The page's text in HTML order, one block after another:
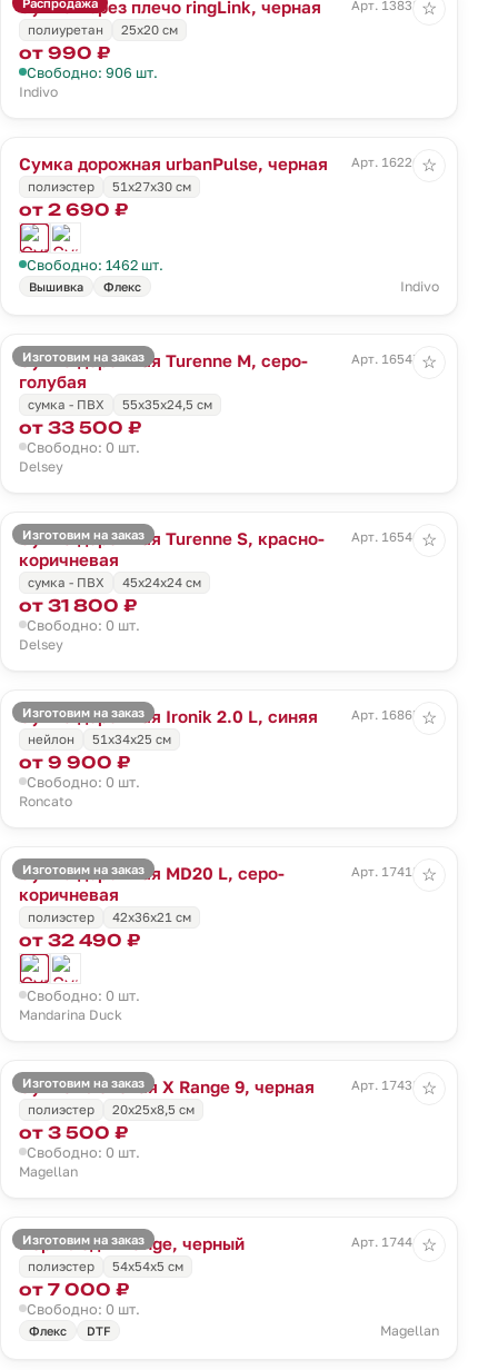
Сумка через плечо ringLink, черная
Арт. 13838.30
полиуретан
25х20 см
от 990 ₽
Свободно: 906 шт.
Indivo
☆
Сумка дорожная urbanPulse, черная
Арт. 16226.30
полиэстер
51x27x30 см
от 2 690 ₽
Свободно: 1462 шт.
Вышивка Флекс Indivo
☆
Изготовим на заказ
Сумка дорожная Turenne M, серо-
голубая
Арт. 16547.14
сумка - ПВХ 55x35x24,5 см
от 33 500 ₽
Свободно: 0 шт.
Delsey
☆
Изготовим на заказ
Сумка дорожная Turenne S, красно-
коричневая
Арт. 16546.59
сумка - ПВХ 45x24x24 см
от 31 800 ₽
Свободно: 0 шт.
Delsey
☆
Изготовим на заказ
Сумка дорожная Ironik 2.0 L, синяя
Арт. 16865.40
нейлон
51x34x25 см
от 9 900 ₽
Свободно: 0 шт.
Roncato
☆
Изготовим на заказ
Сумка дорожная MD20 L, серо-
коричневая
Арт. 17418.10
полиэстер 42x36x21 см
от 32 490 ₽
Свободно: 0 шт.
Mandarina Duck
☆
Изготовим на заказ
Сумка плечевая X Range 9, черная
Арт. 17438.30
полиэстер
20x25x8,5 см
от 3 500 ₽
Свободно: 0 шт.
Magellan
☆
Изготовим на заказ
Портплед X Range, черный
Арт. 17441.30
полиэстер
54х54х5 см
от 7 000 ₽
Свободно: 0 шт.
Флекс DTF Magellan
☆